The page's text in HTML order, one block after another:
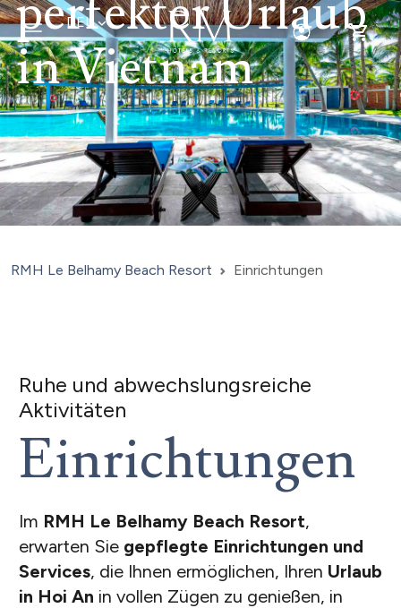
DEU Toggle Login
Toggle
in Vietnam
RMH Le Belhamy Beach Resort Einrichtungen
Ruhe und abwechslungsreiche
Aktivitäten
Einrichtungen
Im RMH Le Belhamy Beach Resort,
erwarten Sie gepflegte Einrichtungen und
Services, die Ihnen ermöglichen, Ihren Urlaub
in Hoi An in vollen Zügen zu genießen, in